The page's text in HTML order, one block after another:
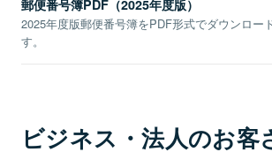
郵便番号簿PDF（2025年度版）
2025年度版郵便番号簿をPDF形式でダウンロー
す。
ビジネス・法人のお客